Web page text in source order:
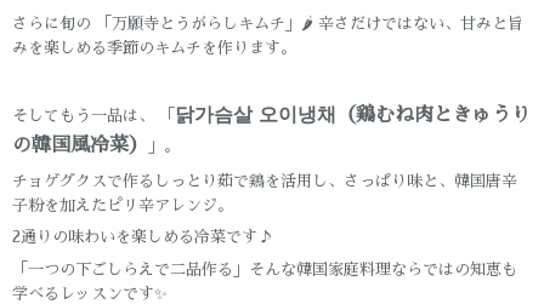
さらに旬の 「万願寺とうがらしキムチ」🌶 辛さだけではない、甘みと旨
みを楽しめる季節のキムチを作ります。
そしてもう一品は、 「 닭가슴살 오이냉채（鶏むね肉ときゅうり
の韓国風冷菜）
」。
チョゲグクスで作るしっとり茹で鶏を活用し、さっぱり味と、韓国唐辛
子粉を加えたピリ辛アレンジ。
2通りの味わいを楽しめる冷菜です♪
「一つの下ごしらえで二品作る」そんな韓国家庭料理ならではの知恵も
学べるレッスンです✨